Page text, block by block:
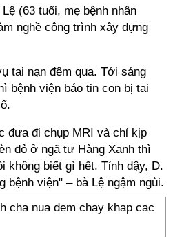
(63 tuổi, mẹ bệnh nhân
nghề công trình xây dựng
tai nạn đêm qua. Tới sáng
bệnh viện báo tin con bị tai
đưa đi chụp MRI và chỉ kịp
đỏ ở ngã tư Hàng Xanh thì
không biết gì hết. Tỉnh dậy, D.
bệnh viện" – bà Lệ ngậm ngùi.